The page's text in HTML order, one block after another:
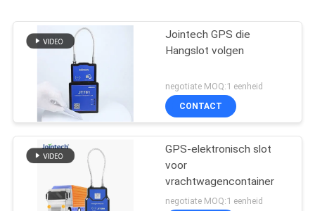
Jointech GPS die
Hangslot volgen
negotiate MOQ:1 eenheid
CONTACT
GPS-elektronisch slot
voor
vrachtwagencontainer
negotiate MOQ:1 eenheid